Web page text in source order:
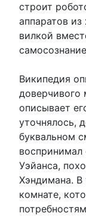
строит
аппаратов
вилкой
Википедия
доверчивого
описывает
уточнялось,
буквальном
воспринимал
Уэйанса,
Хэндимана. В
комнате,